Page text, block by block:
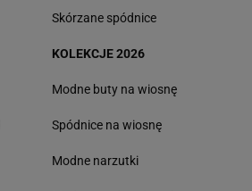
Skórzane spódnice
KOLEKCJE 2026
Modne buty na wiosnę
Spódnice na wiosnę
Modne narzutki